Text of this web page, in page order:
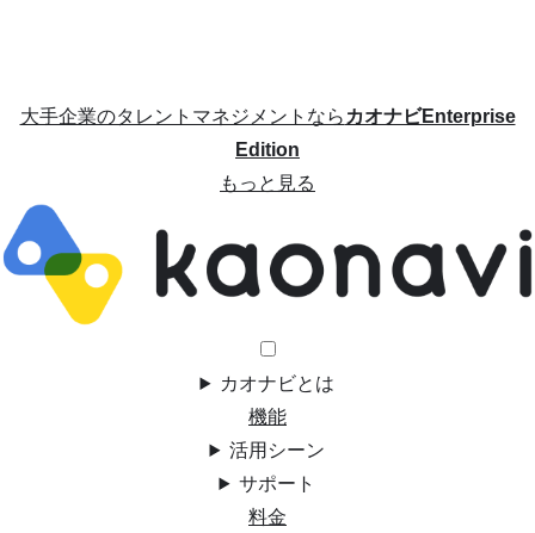
大手企業のタレントマネジメントならカオナビEnterprise
Edition
もっと見る
カオナビとは
機能
活用シーン
サポート
料金